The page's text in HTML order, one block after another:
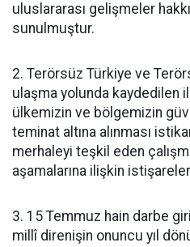
uluslararası gelişmeler
sunulmuştur.
2. Terörsüz Türkiye ve
ulaşma yolunda kaydedilen
ülkemizin ve bölgemizin
teminat altına alınması
merhaleyi teşkil eden
aşamalarına ilişkin
3. 15 Temmuz hain darbe
millî direnişin onuncu yıl